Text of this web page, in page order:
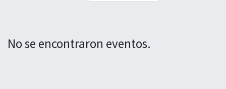
No se encontraron eventos.